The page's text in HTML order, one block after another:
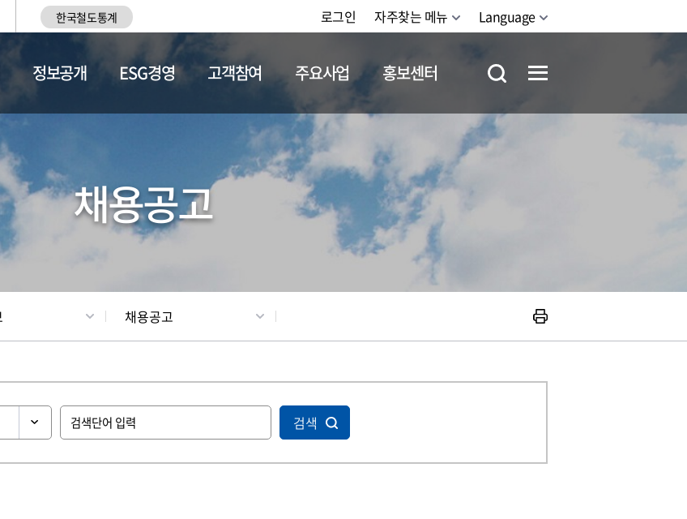
한국철도통계 로그인 자주찾는 메뉴 Language
채용정보
정보공개 ESG경영 고객참여 주요사업 홍보센터
채용공고
채용공고
검색